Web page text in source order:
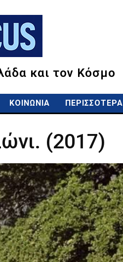
και τον Κόσμο
ΚΟΙΝΩΝΙΑ ΠΕΡΙΣΣΟΤΕΡΑ
(2017)